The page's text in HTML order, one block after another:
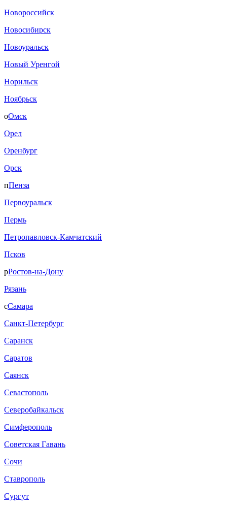
Новороссийск
Новосибирск
Новоуральск
Новый Уренгой
Норильск
Ноябрьск
оОмск
Орел
Оренбург
Орск
пПенза
Первоуральск
Пермь
Петропавловск-Камчатский
Псков
рРостов-на-Дону
Рязань
сСамара
Санкт-Петербург
Саранск
Саратов
Саянск
Севастополь
Северобайкальск
Симферополь
Советская Гавань
Сочи
Ставрополь
Сургут